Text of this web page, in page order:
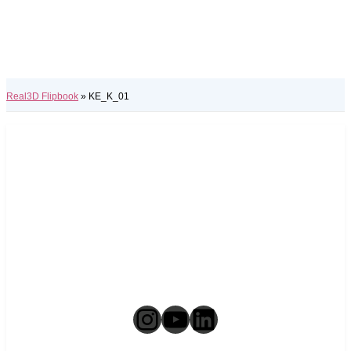
Real3D Flipbook » KE_K_01
Instagram
YouTube
LinkedIn